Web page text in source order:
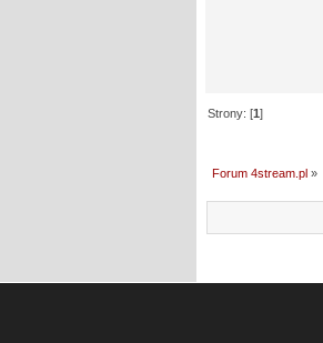
Strony: [1]
Forum 4stream.pl »